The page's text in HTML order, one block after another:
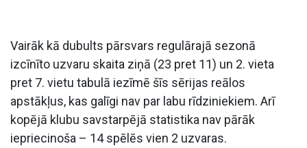
Vairāk kā dubults pārsvars regulārajā sezonā
izcīnīto uzvaru skaita ziņā (23 pret 11) un 2. vieta
pret 7. vietu tabulā iezīmē šīs sērijas reālos
apstākļus, kas galīgi nav par labu rīdziniekiem. Arī
kopējā klubu savstarpējā statistika nav pārāk
iepriecinoša – 14 spēlēs vien 2 uzvaras.